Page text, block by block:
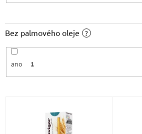
Bez palmového oleje ?
ano 1